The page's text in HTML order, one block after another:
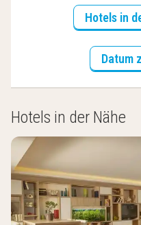
Hotels in
Datum
Hotels in der Nähe